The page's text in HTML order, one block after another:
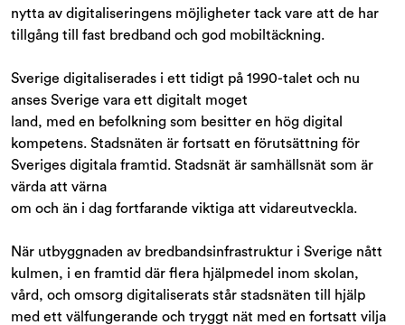
nytta av digitaliseringens möjligheter tack vare att de har
tillgång till fast bredband och god mobiltäckning.
Sverige digitaliserades i ett tidigt på 1990-talet och nu
anses Sverige vara ett digitalt moget
land, med en befolkning som besitter en hög digital
kompetens. Stadsnäten är fortsatt en förutsättning för
Sveriges digitala framtid. Stadsnät är samhällsnät som är
värda att värna
om och än i dag fortfarande viktiga att vidareutveckla.
När utbyggnaden av bredbandsinfrastruktur i Sverige nått
kulmen, i en framtid där flera hjälpmedel inom skolan,
vård, och omsorg digitaliserats står stadsnäten till hjälp
med ett välfungerande och tryggt nät med en fortsatt vilja